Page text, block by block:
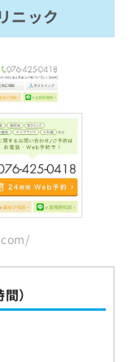
ニック
）